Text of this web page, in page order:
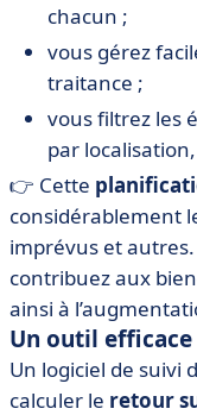
chacun ;
vous gérez
traitance ;
vous filtrez les
par
👉 Cette
considérablement
imprévus et
contribuez aux
ainsi à
Un outil
Un logiciel de suivi
calculer le retour